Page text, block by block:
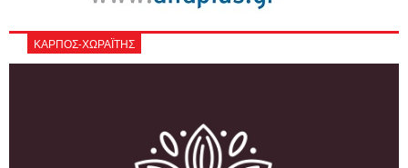
ΚΑΡΠΟΣ-ΧΩΡΑΪΤΗΣ